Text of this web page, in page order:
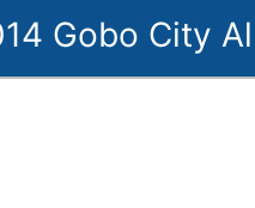
Gobo City